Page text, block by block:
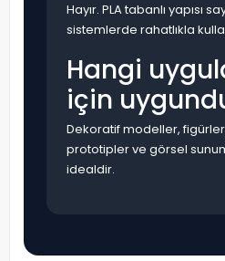
Hayır. PLA tabanlı yapısı
sistemlerde rahatlıkla
Hangi
için
Dekoratif modeller,
prototipler ve görsel
idealdir.